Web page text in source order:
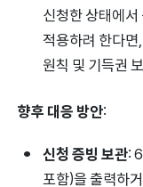
신청한 상태에
적용하려 한다
원칙 및 기득권
향후 대응 방안:
신청 증빙 보관:
포함)을 출력하